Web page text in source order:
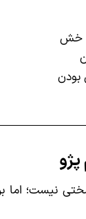
و خش
نیست؛ اما